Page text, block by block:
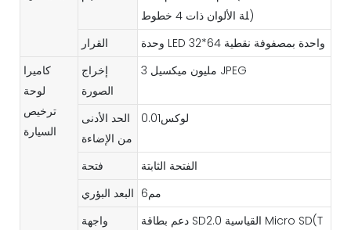
لة الألوان ذات 4 خطوط)
القرار
وحدة LED واحدة بمصفوفة نقطية 64*32
كاميرا
لوحة
ترخيص
السيارة
إخراج
الصورة
3 مليون ميكسيل JPEG
الحد الأدنى
من الإضاءة
لوكس0.01
فتحة
الفتحة الثابتة
البعد البؤري
مم6
واجهة
دعم بطاقة SD2.0 القياسية Micro SD(T